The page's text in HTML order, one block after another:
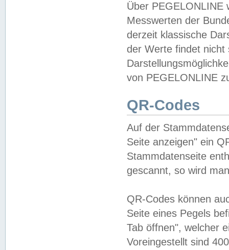
Über PEGELONLINE
Messwerten der
derzeit klassische
der Werte findet
von PEGELONLINE
QR-Codes
Auf der
Seite anzeigen" ein
Stammdatenseite
gescannt, so wird
QR-Codes können
Seite eines Pegels
Tab öffnen", welcher
Voreingestellt sind